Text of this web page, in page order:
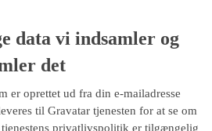
data vi indsamler og
det
er oprettet ud fra din e-mailadresse
til Gravatar tjenesten for at se om
privatlivspolitik er tilgængelig